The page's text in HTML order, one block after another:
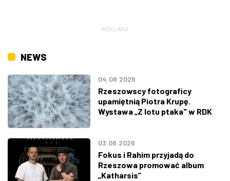
REKLAMA
NEWS
04.08.2026
Rzeszowscy fotograficy
upamiętnią Piotra Krupę.
Wystawa „Z lotu ptaka" w RDK
03.08.2026
Fokus i Rahim przyjadą do
Rzeszowa promować album
„Katharsis”